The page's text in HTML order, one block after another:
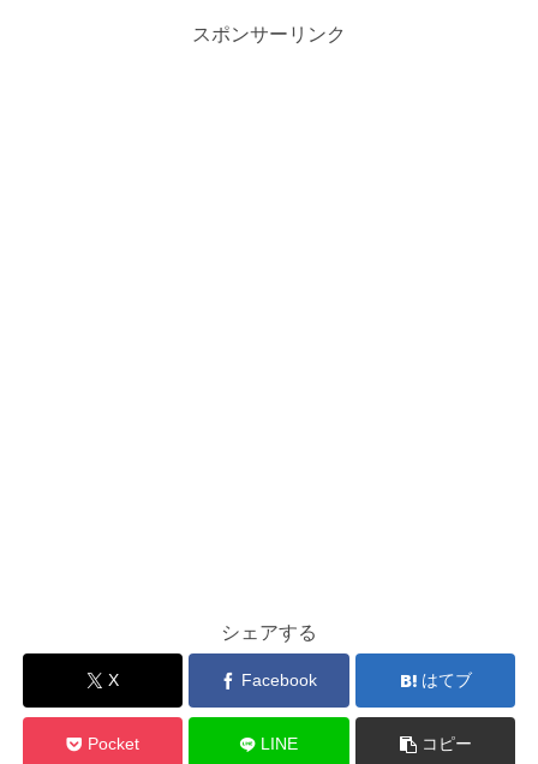
スポンサーリンク
シェアする
X Facebook はてブ
Pocket LINE コピー